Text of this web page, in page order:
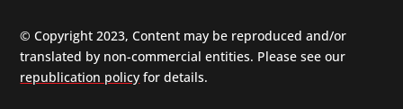
© Copyright 2023, Content may be reproduced and/or
translated by non-commercial entities. Please see our
republication policy for details.